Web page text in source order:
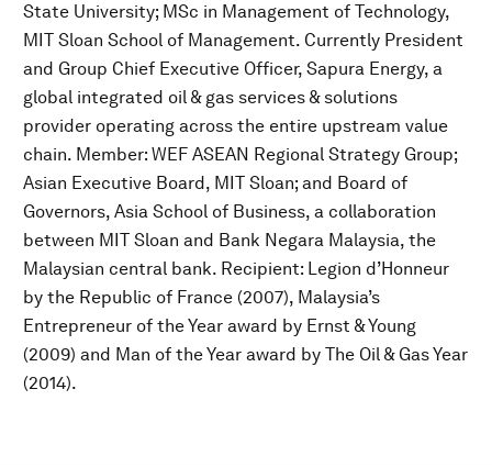
State University; MSc in Management of Technology,
MIT Sloan School of Management. Currently President
and Group Chief Executive Officer, Sapura Energy, a
global integrated oil & gas services & solutions
provider operating across the entire upstream value
chain. Member: WEF ASEAN Regional Strategy Group;
Asian Executive Board, MIT Sloan; and Board of
Governors, Asia School of Business, a collaboration
between MIT Sloan and Bank Negara Malaysia, the
Malaysian central bank. Recipient: Legion d’Honneur
by the Republic of France (2007), Malaysia’s
Entrepreneur of the Year award by Ernst & Young
(2009) and Man of the Year award by The Oil & Gas Year
(2014).